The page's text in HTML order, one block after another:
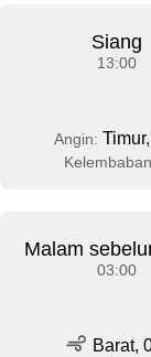
Siang
13:00
Angin:
Malam
03:00
Barat,